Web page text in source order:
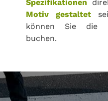
Spezifikationen
Motiv gestaltet
können Sie die
buchen.